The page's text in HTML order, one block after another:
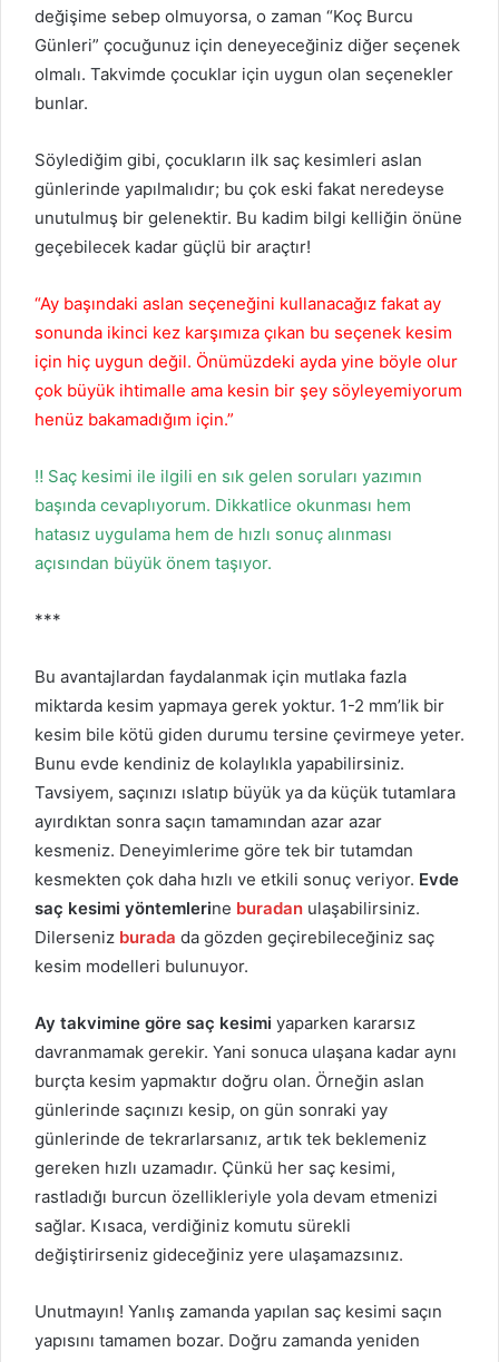
değişime sebep olmuyorsa, o zaman “Koç Burcu
Günleri” çocuğunuz için deneyeceğiniz diğer seçenek
olmalı. Takvimde çocuklar için uygun olan seçenekler
bunlar.
Söylediğim gibi, çocukların ilk saç kesimleri aslan
günlerinde yapılmalıdır; bu çok eski fakat neredeyse
unutulmuş bir gelenektir. Bu kadim bilgi kelliğin önüne
geçebilecek kadar güçlü bir araçtır!
“Ay başındaki aslan seçeneğini kullanacağız fakat ay
sonunda ikinci kez karşımıza çıkan bu seçenek kesim
için hiç uygun değil. Önümüzdeki ayda yine böyle olur
çok büyük ihtimalle ama kesin bir şey söyleyemiyorum
henüz bakamadığım için.”
‼️ Saç kesimi ile ilgili en sık gelen soruları yazımın
başında cevaplıyorum. Dikkatlice okunması hem
hatasız uygulama hem de hızlı sonuç alınması
açısından büyük önem taşıyor.
***
Bu avantajlardan faydalanmak için mutlaka fazla
miktarda kesim yapmaya gerek yoktur. 1-2 mm’lik bir
kesim bile kötü giden durumu tersine çevirmeye yeter.
Bunu evde kendiniz de kolaylıkla yapabilirsiniz.
Tavsiyem, saçınızı ıslatıp büyük ya da küçük tutamlara
ayırdıktan sonra saçın tamamından azar azar
kesmeniz. Deneyimlerime göre tek bir tutamdan
kesmekten çok daha hızlı ve etkili sonuç veriyor. Evde
saç kesimi yöntemlerine buradan ulaşabilirsiniz.
Dilerseniz burada da gözden geçirebileceğiniz saç
kesim modelleri bulunuyor.
Ay takvimine göre saç kesimi yaparken kararsız
davranmamak gerekir. Yani sonuca ulaşana kadar aynı
burçta kesim yapmaktır doğru olan. Örneğin aslan
günlerinde saçınızı kesip, on gün sonraki yay
günlerinde de tekrarlarsanız, artık tek beklemeniz
gereken hızlı uzamadır. Çünkü her saç kesimi,
rastladığı burcun özellikleriyle yola devam etmenizi
sağlar. Kısaca, verdiğiniz komutu sürekli
değiştirirseniz gideceğiniz yere ulaşamazsınız.
Unutmayın! Yanlış zamanda yapılan saç kesimi saçın
yapısını tamamen bozar. Doğru zamanda yeniden